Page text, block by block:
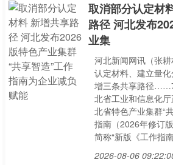
取消部分认定材
路径 河北发布
业集
河北新闻网讯（张
认定材料、建立量
增三条共享路径
北省工业和信息化
北省特色产业集群“
指南（2026年修订
简称“新版《工作指南
2026-08-06